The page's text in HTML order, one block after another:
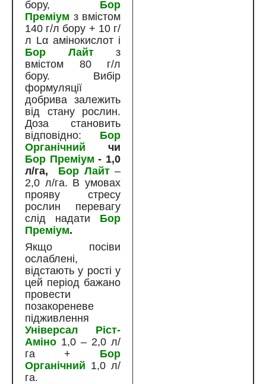
бору, Бор
Преміум з вмістом
140 г/л бору + 10 г/
л Lα амінокислот і
Бор Лайтз
вмістом 80 г/л
бору. Вибір
формуляції
добрива залежить
від стану рослин.
Доза становить
відповідно: Бор
Органічний чи
Бор Преміум - 1,0
л/га,
Бор Лайт–
2,0 л/га. В умовах
прояву стресу
рослин перевагу
слід надати Бор
Преміум.
Якщо посіви
ослаблені,
відстають у рості у
цей період бажано
провести
позакореневе
підживлення
Універсал Ріст-
Аміно 1,0 – 2,0 л/
га + Бор
Органічний 1,0 л/
га.